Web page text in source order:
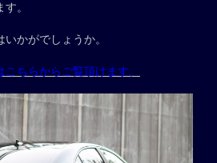
。
かがでしょうか。
ちらからご覧頂けます。